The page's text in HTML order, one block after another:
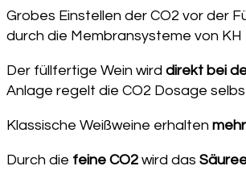
Grobes Einstellen der CO2 vor der
durch die Membransysteme von
Der füllfertige Wein wird direkt bei
Anlage regelt die CO2 Dosage
Klassische Weißweine erhalten
Durch die feine CO2 wird das